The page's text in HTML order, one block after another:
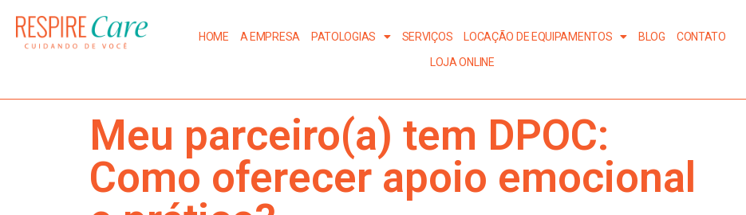
HOME A EMPRESA PATOLOGIAS SERVIÇOS LOCAÇÃO DE EQUIPAMENTOS BLOG
CONTATO
LOJA ONLINE
Meu parceiro(a) tem DPOC:
Como oferecer apoio emocional